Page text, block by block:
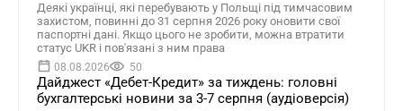
Деякі українці, які перебувають у Польщі під тимчасовим
захистом, повинні до 31 серпня 2026 року оновити свої
паспортні дані. Якщо цього не зробити, можна втратити
статус UKR і пов'язані з ним права
08.08.2026 50
Дайджест «Дебет-Кредит» за тиждень: головні
бухгалтерські новини за 3-7 серпня (аудіоверсія)